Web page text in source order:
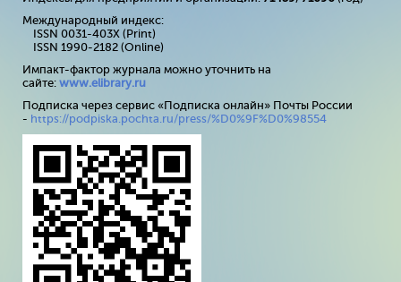
Международный индекс:
ISSN 0031-403X (Print)
ISSN 1990-2182 (Online)
Импакт-фактор журнала можно уточнить на
сайте: www.elibrary.ru
Подписка через сервис «Подписка онлайн» Почты России
- https://podpiska.pochta.ru/press/%D0%9F%D0%98554